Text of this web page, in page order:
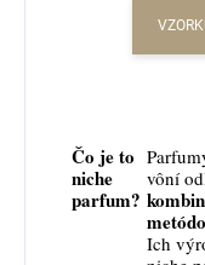
Čo je to
niche
parfum?
vôní
Ich